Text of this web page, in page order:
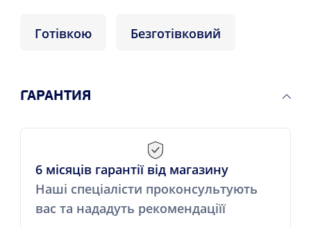
Готівкою Безготівковий
ГАРАНТИЯ
6 місяців гарантії від магазину
Наші спеціалісти проконсультують
вас та нададуть рекомендаціїї